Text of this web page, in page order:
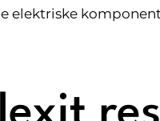
elektriske